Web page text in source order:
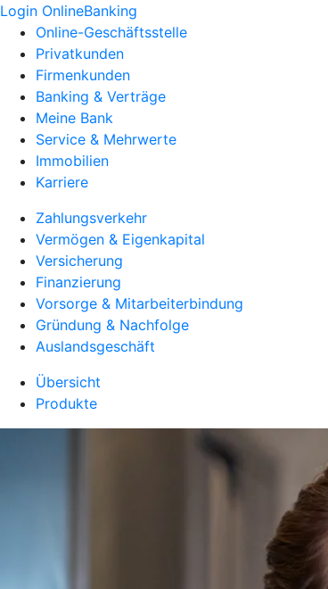
Login OnlineBanking
Online-Geschäftsstelle
Privatkunden
Firmenkunden
Banking & Verträge
Meine Bank
Service & Mehrwerte
Immobilien
Karriere
Zahlungsverkehr
Vermögen & Eigenkapital
Versicherung
Finanzierung
Vorsorge & Mitarbeiterbindung
Gründung & Nachfolge
Auslandsgeschäft
Übersicht
Produkte